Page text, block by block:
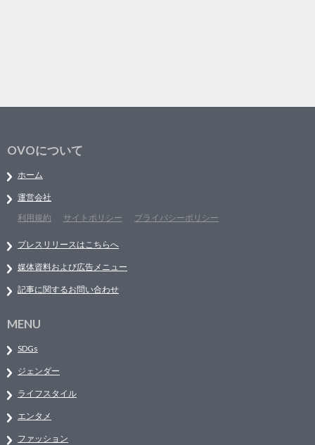
OVOについて
ホーム
運営会社
利用規約
サイトポリシー プライバシーポリシー
プレスリリースはこちらへ
媒体資料および広告メニュー
記事に関するお問い合わせ
MENU
SDGs
ジェンダー
ライフスタイル
エンタメ
ファッション